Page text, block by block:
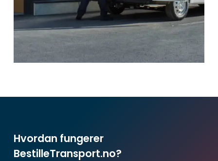
Hvordan fungerer
BestilleTransport.no?